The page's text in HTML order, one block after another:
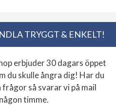
TRYGGT & ENKELT!
erbjuder 30 dagars öppet
du skulle ångra dig! Har du
frågor så svarar vi på mail
timme.